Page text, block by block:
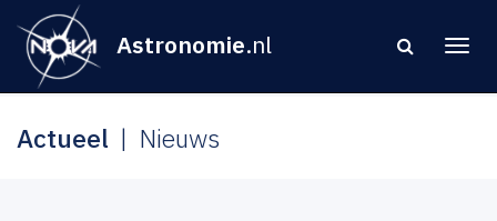
Astronomie.nl
Actueel Nieuws